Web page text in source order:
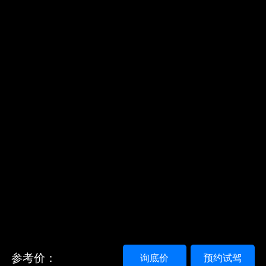
参考价： 预约试驾
询底价